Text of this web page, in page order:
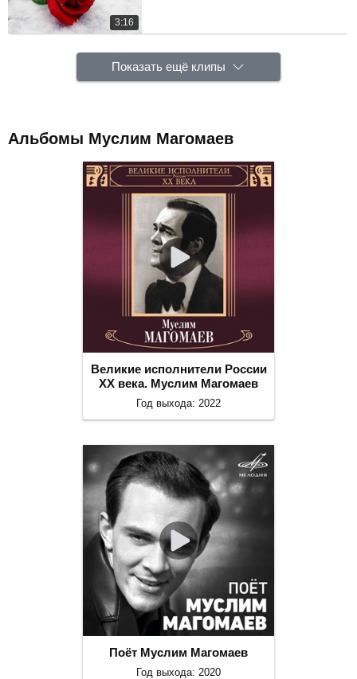
3:16
Показать ещё клипы
Альбомы Муслим Магомаев
Великие исполнители России
ХХ века. Муслим Магомаев
Год выхода: 2022
Поёт Муслим Магомаев
Год выхода: 2020